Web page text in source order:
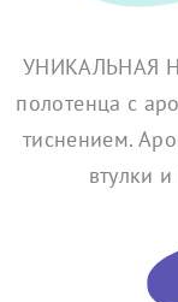
УНИКАЛЬНАЯ
полотенца с
тиснением.
втулки